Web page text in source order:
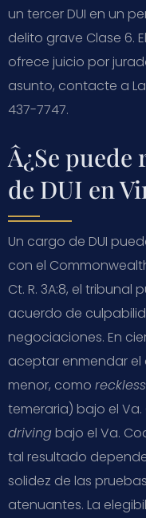
un tercer DUI en un
delito grave Clase 6.
ofrece juicio por
asunto, contacte a
437-7747.
Â¿Se
de DUI en
Un cargo de DUI
con el
Ct. R. 3A:8, el tribunal
acuerdo de
negociaciones. En
aceptar enmendar el
menor, como
temeraria) bajo el Va.
driving bajo el Va.
tal resultado
solidez de las
atenuantes. La